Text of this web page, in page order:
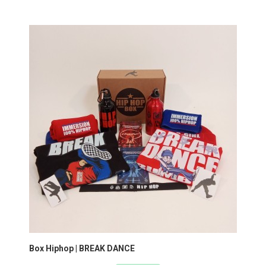
Box Hiphop | BREAK DANCE